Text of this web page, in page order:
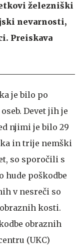
železniški
nevarnosti,
Preiskava
je bilo po
Devet jih je
njimi je bilo 29
in trije nemški
so sporočili s
hude poškodbe
v nesreči so
kosti.
obraznih
(UKC)